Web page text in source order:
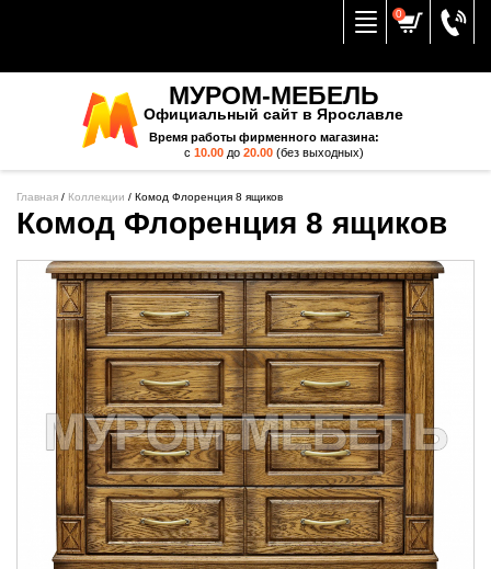
0
МУРОМ-МЕБЕЛЬ
Официальный сайт в Ярославле
Время работы фирменного магазина:
с 10.00до 20.00(без выходных)
Главная / Коллекции / Комод Флоренция 8 ящиков
Комод Флоренция 8 ящиков